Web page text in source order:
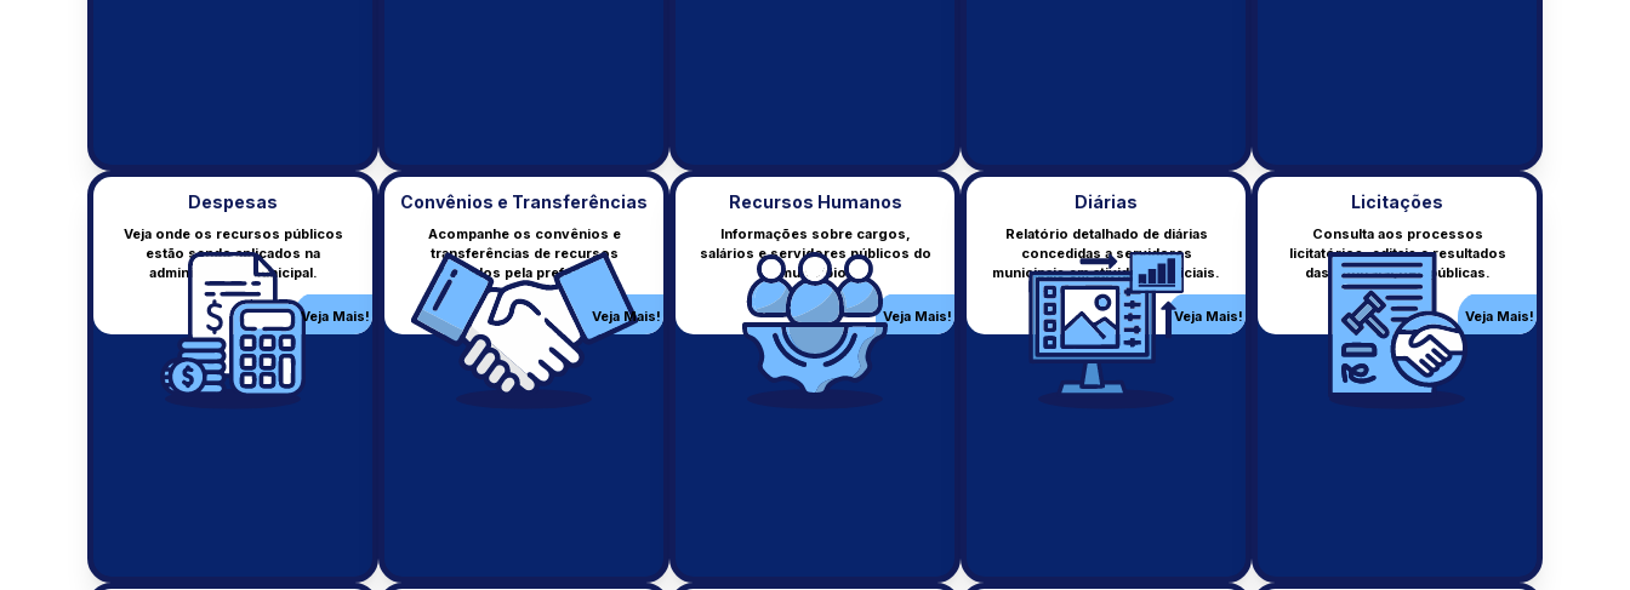
Despesas
Veja onde os recursos públicos
estão sendo aplicados na
administração municipal.
Veja Mais!
Convênios e Transferências
Acompanhe os convênios e
transferências de recursos
firmados pela prefeitura.
Veja Mais!
Recursos Humanos
Informações sobre cargos,
salários e servidores públicos do
município.
Veja Mais!
Diárias
Relatório detalhado de diárias
concedidas a servidores
municipais em atividades oficiais.
Veja Mais!
Licitações
Consulta aos processos
licitatórios, editais e resultados
das contratações públicas.
Veja Mais!
Receitas arrecadadas pelo
município.
Veja Mais!
Despesas
Despesas realizadas pelo
município.
Veja Mais!
Conv. e Transf.
Convênios e transferências
recebidas.
Veja Mais!
Despesas
Despesas realizadas pelo
município.
Veja Mais!